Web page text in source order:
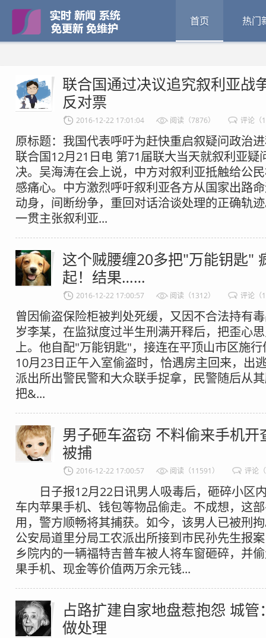
首页 热门
联合国通过决议追究叙利亚战
反对票
2016-12-22 17:01:04 阅读（7876） 评论（
原标题：我国代表呼吁为赶快重启叙疑问政治
联合国12月21日电 第71届联大当天就叙利亚疑
决。吴海涛在会上说，中方对叙利亚抵触给公
感痛心。中方激烈呼吁叙利亚各方从国家出路
动身，间断纷争，重回对话洽谈处理的正确轨
一贯主张叙利亚...
这个贼腰缠20多把"万能钥匙"
起！结果……
2016-12-22 17:00:57 阅读（1312） 评论（
曾因偷盗保险柜被判处死缓，又因不合法持有
岁李某，在监狱度过半生刑满开释后，把歪心
上。他自配"万能钥匙"，接连在平顶山市区施
10月23日正午入室偷盗时，恰遇房主回来，出
派出所出警民警和大众联手捉拿，民警随后从
把&...
男子砸车盗窃 不料偷来手机开
被捕
2016-12-22 17:00:57 阅读（11591） 评论
日子报12月22日讯男人吸毒后，砸碎小区
车内苹果手机、钱包等物品偷走。不成想，这
用，警方顺畅将其捕获。如今，该男人已被
公安局道里分局工农派出所接到市民孙先生报
乡院内的一辆福特吉普车被人将车窗砸碎，并
果手机、现金等价值两万余元钱...
占路扩建自家地盘惹抱怨 城管
做处理